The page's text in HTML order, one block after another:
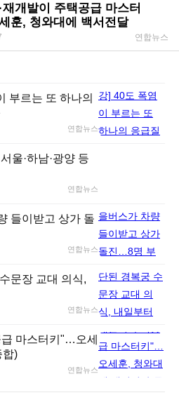
재개발이 주택공급 마스터
훈, 청와대에 백서전달
연합뉴스
부르는 또 하나의
연합뉴스
울·하남·광양 등
연합뉴스
들이받고 상가 돌
연합뉴스
문장 교대 의식,
연합뉴스
마스터키"…오세
합)
연합뉴스